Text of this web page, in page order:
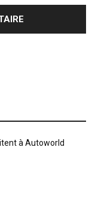
à Autoworld